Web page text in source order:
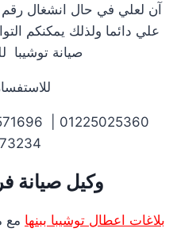
آن لعلي في حال انشغال رقم
علي دائما ولذلك يمكنكم
صيانة توشيبا
وكيل صيانة
بلاغات اعطال توشيبا ببنها مع